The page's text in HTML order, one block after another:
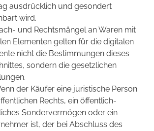
ausdrücklich und gesondert
wird.
und Rechtsmängel an Waren mit
Elementen gelten für die digitalen
nicht die Bestimmungen dieses
sondern die gesetzlichen
der Käufer eine juristische Person
Rechts, ein öffentlich-
Sondervermögen oder ein
ist, der bei Abschluss des